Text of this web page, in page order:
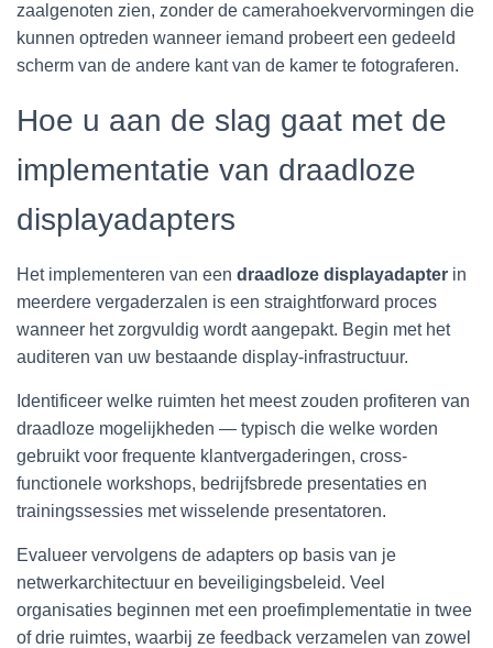
zaalgenoten zien, zonder de camerahoekvervormingen die
kunnen optreden wanneer iemand probeert een gedeeld
scherm van de andere kant van de kamer te fotograferen.
Hoe u aan de slag gaat met de
implementatie van draadloze
displayadapters
Het implementeren van een draadloze displayadapter in
meerdere vergaderzalen is een straightforward proces
wanneer het zorgvuldig wordt aangepakt. Begin met het
auditeren van uw bestaande display-infrastructuur.
Identificeer welke ruimten het meest zouden profiteren van
draadloze mogelijkheden — typisch die welke worden
gebruikt voor frequente klantvergaderingen, cross-
functionele workshops, bedrijfsbrede presentaties en
trainingssessies met wisselende presentatoren.
Evalueer vervolgens de adapters op basis van je
netwerkarchitectuur en beveiligingsbeleid. Veel
organisaties beginnen met een proefimplementatie in twee
of drie ruimtes, waarbij ze feedback verzamelen van zowel